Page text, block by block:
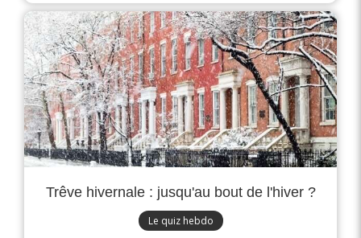
Trêve hivernale : jusqu'au bout de l'hiver ?
Le quiz hebdo